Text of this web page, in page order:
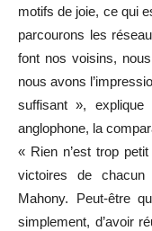
motifs de joie, ce qui
parcourons les
font nos voisins,
nous avons
suffisant »,
anglophone, la
« Rien n’est trop
victoires de
Mahony. Peut-être
simplement, d’avoir